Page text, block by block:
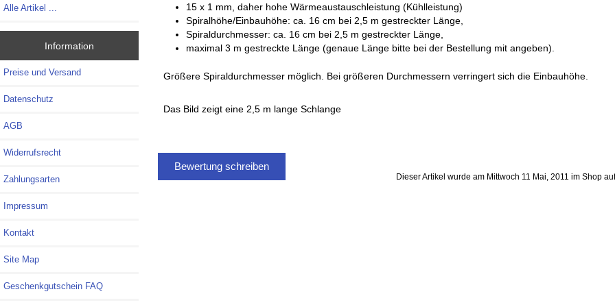
Alle Artikel ...
Information
Preise und Versand
Datenschutz
AGB
Widerrufsrecht
Zahlungsarten
Impressum
Kontakt
Site Map
Geschenkgutschein FAQ
15 x 1 mm, daher hohe Wärmeaustauschleistung (Kühlleistung)
Spiralhöhe/Einbauhöhe: ca. 16 cm bei 2,5 m gestreckter Länge,
Spiraldurchmesser: ca. 16 cm bei 2,5 m gestreckter Länge,
maximal 3 m gestreckte Länge (genaue Länge bitte bei der Bestellung mit angeben).
Größere Spiraldurchmesser möglich. Bei größeren Durchmessern verringert sich die Einbauhöhe.
Das Bild zeigt eine 2,5 m lange Schlange
Bewertung schreiben
Dieser Artikel wurde am Mittwoch 11 Mai, 2011 im Shop